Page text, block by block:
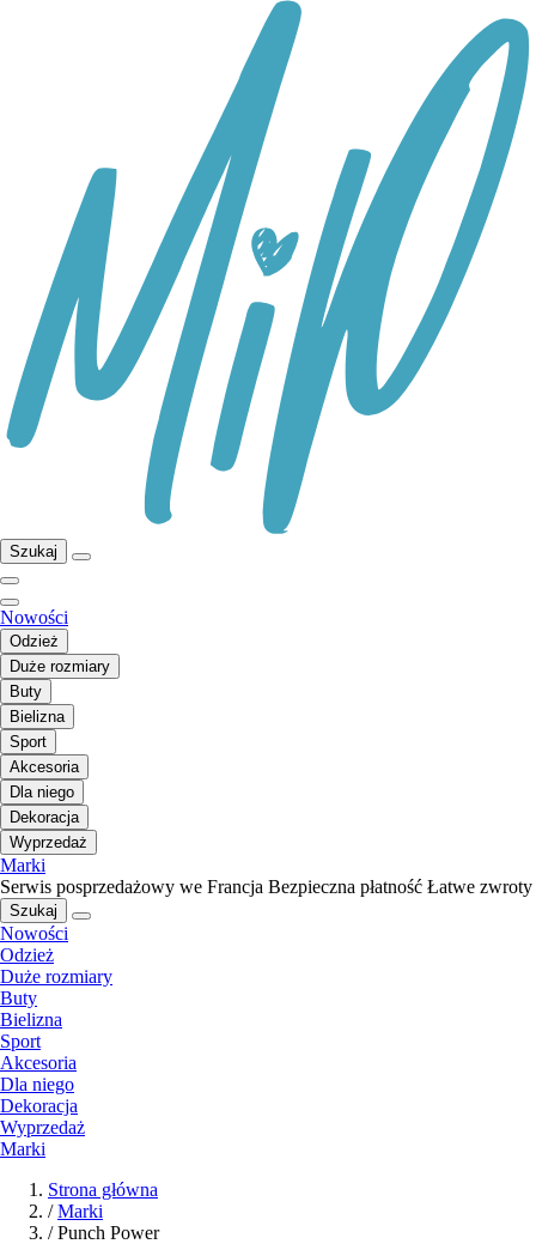
Szukaj
Nowości
Odzież
Duże rozmiary
Buty
Bielizna
Sport
Akcesoria
Dla niego
Dekoracja
Wyprzedaż
Marki
Serwis posprzedażowy we Francja Bezpieczna płatność Łatwe zwroty
Szukaj
Nowości
Odzież
Duże rozmiary
Buty
Bielizna
Sport
Akcesoria
Dla niego
Dekoracja
Wyprzedaż
Marki
Strona główna
/ Marki
/ Punch Power